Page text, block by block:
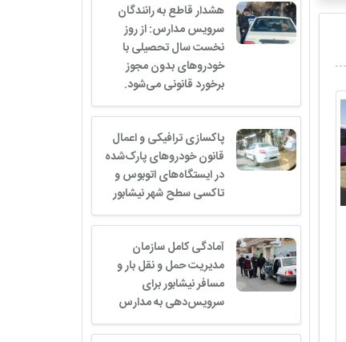
هشدار قاطع به رانندگان
سرویس مدارس: از روز
نخست سال تحصیلی با
خودروهای بدون مجوز
برخورد قانونی می‌شود.
پاکسازی ترافیکی و اعمال
قانون خودروهای پارک‌شده
در ایستگاه‌های اتوبوس و
تاکسی سطح شهر نیشابور
️آمادگی کامل سازمان
مدیریت حمل و نقل بار و
مسافر نیشابور برای
سرویس‌دهی به مدارس